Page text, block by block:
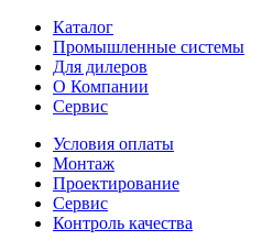
Каталог
Промышленные системы
Для дилеров
О Компании
Сервис
Условия оплаты
Монтаж
Проектирование
Сервис
Контроль качества